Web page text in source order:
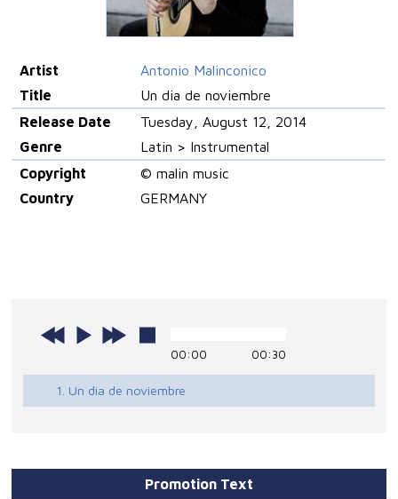
Artist
Antonio Malinconico
Title
Un dia de noviembre
Release Date
Tuesday, August 12, 2014
Genre
Latin > Instrumental
Copyright
© malin music
Country
GERMANY
00:00 00:30
1. Un dia de noviembre
Promotion Text